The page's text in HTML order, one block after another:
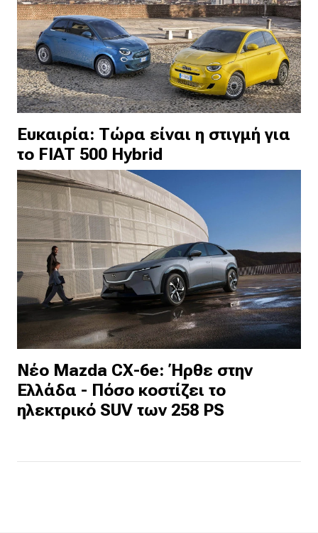
Ευκαιρία: Τώρα είναι η στιγμή για
το FIAT 500 Hybrid
Νέο Mazda CX-6e: Ήρθε στην
Ελλάδα - Πόσο κοστίζει το
ηλεκτρικό SUV των 258 PS